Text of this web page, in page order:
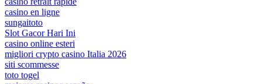
casino en ligne
sungaitoto
Slot Gacor Hari Ini
casino online esteri
migliori crypto casino Italia 2026
siti scommesse
toto togel